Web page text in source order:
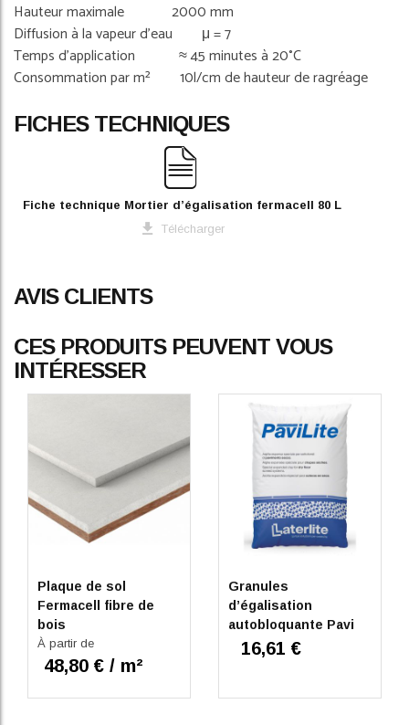
Hauteur maximale 2000 mm
Diffusion à la vapeur d’eau μ = 7
Temps d’application ≈ 45 minutes à 20°C
Consommation par m² 10l/cm de hauteur de ragréage
FICHES TECHNIQUES
Fiche technique Mortier d’égalisation fermacell 80 L
Télécharger
AVIS CLIENTS
CES PRODUITS PEUVENT VOUS
INTÉRESSER
Plaque de sol
Fermacell fibre de
bois
À partir de
48,80 € / m²
Granules
d’égalisation
autobloquante Pavi
Lite 50L pour chapes
16,61 €